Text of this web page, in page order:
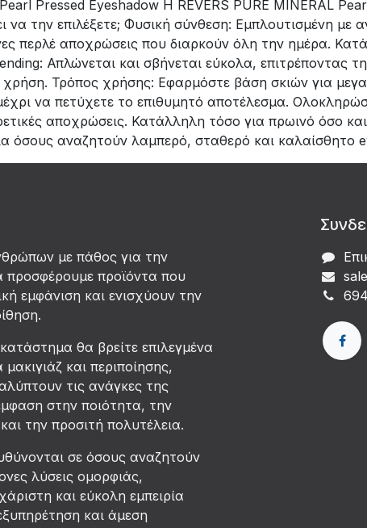
Pressed Eyeshadow Η REVERS PURE MINERAL Pearl
να την επιλέξετε; Φυσική σύνθεση: Εμπλουτισμένη
περλέ αποχρώσεις που διαρκούν όλη την ημέρα.
Απλώνεται και σβήνεται εύκολα, επιτρέποντας
Τρόπος χρήσης: Εφαρμόστε βάση σκιών για
να πετύχετε το επιθυμητό αποτέλεσμα.
αποχρώσεις. Κατάλληλη τόσο για πρωινό όσο
όσους αναζητούν λαμπερό, σταθερό και καλαίσθητο
με πάθος για την
προσφέρουμε προϊόντα που
εμφάνιση και ενισχύουν την
θα βρείτε επιλεγμένα
και περιποίησης,
τις ανάγκες της
στην ποιότητα, την
την προσιτή πολυτέλεια.
σε όσους αναζητούν
λύσεις ομορφιάς,
και εύκολη εμπειρία
και άμεση